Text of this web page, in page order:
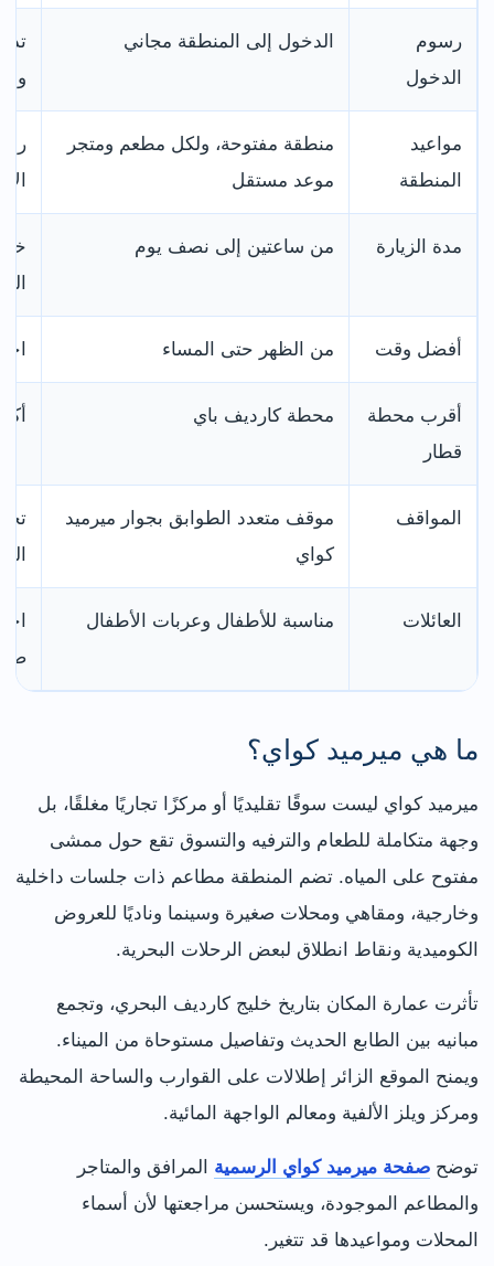
رسوم
الدخول
الدخول إلى المنطقة مجاني
مواعيد
المنطقة
منطقة مفتوحة، ولكل مطعم ومتجر
موعد مستقل
مدة الزيارة من ساعتين إلى نصف يوم
أفضل وقت من الظهر حتى المساء
أقرب محطة
قطار
محطة كارديف باي
المواقف
موقف متعدد الطوابق بجوار ميرميد
كواي
العائلات مناسبة للأطفال وعربات الأطفال
ما هي ميرميد كواي؟
ميرميد كواي ليست سوقًا تقليديًا أو مركزًا تجاريًا مغلقًا، بل
وجهة متكاملة للطعام والترفيه والتسوق تقع حول ممشى
مفتوح على المياه. تضم المنطقة مطاعم ذات جلسات داخلية
وخارجية، ومقاهي ومحلات صغيرة وسينما وناديًا للعروض
الكوميدية ونقاط انطلاق لبعض الرحلات البحرية.
تأثرت عمارة المكان بتاريخ خليج كارديف البحري، وتجمع
مبانيه بين الطابع الحديث وتفاصيل مستوحاة من الميناء.
ويمنح الموقع الزائر إطلالات على القوارب والساحة المحيطة
ومركز ويلز الألفية ومعالم الواجهة المائية.
توضح صفحة ميرميد كواي الرسمية المرافق والمتاجر
والمطاعم الموجودة، ويستحسن مراجعتها لأن أسماء
المحلات ومواعيدها قد تتغير.